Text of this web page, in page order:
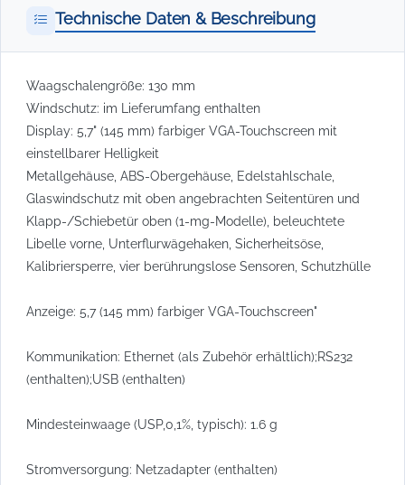
Technische Daten & Beschreibung
Waagschalengröße: 130 mm
Windschutz: im Lieferumfang enthalten
Display: 5,7" (145 mm) farbiger VGA-Touchscreen mit
einstellbarer Helligkeit
Metallgehäuse, ABS-Obergehäuse, Edelstahlschale,
Glaswindschutz mit oben angebrachten Seitentüren und
Klapp-/Schiebetür oben (1-mg-Modelle), beleuchtete
Libelle vorne, Unterflurwägehaken, Sicherheitsöse,
Kalibriersperre, vier berührungslose Sensoren, Schutzhülle
Anzeige: 5,7 (145 mm) farbiger VGA-Touchscreen"
Kommunikation: Ethernet (als Zubehör erhältlich);RS232
(enthalten);USB (enthalten)
Mindesteinwaage (USP,0,1%, typisch): 1.6 g
Stromversorgung: Netzadapter (enthalten)